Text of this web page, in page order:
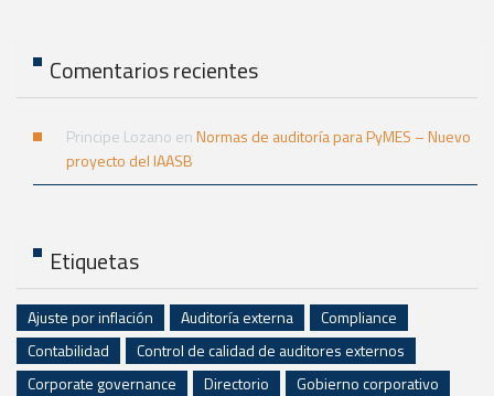
Comentarios recientes
Principe Lozano enNormas de auditoría para PyMES – Nuevo
proyecto del IAASB
Etiquetas
Ajuste por inflación Auditoría externa
Compliance
Contabilidad
Control de calidad de auditores externos
Corporate governance
Directorio
Gobierno corporativo